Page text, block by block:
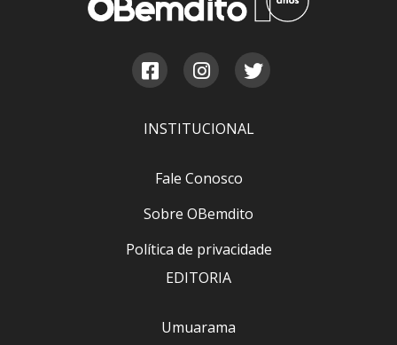
INSTITUCIONAL
Fale Conosco
Sobre OBemdito
Política de privacidade
EDITORIA
Umuarama